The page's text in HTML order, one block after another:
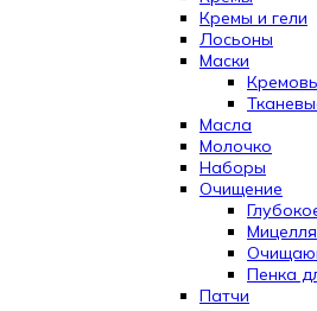
Кремы и гели
Лосьоны
Маски
Масла
Молочко
Наборы
Очищение
Пенка
Патчи